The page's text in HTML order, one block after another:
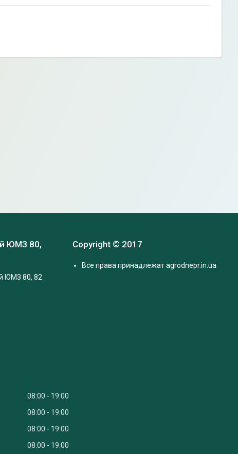
ЮМЗ 80,
ЮМЗ 80, 82
Copyright © 2017
Все права принадлежат agrodnepr.in.ua
08:00
19:00
08:00
19:00
08:00
19:00
08:00
19:00